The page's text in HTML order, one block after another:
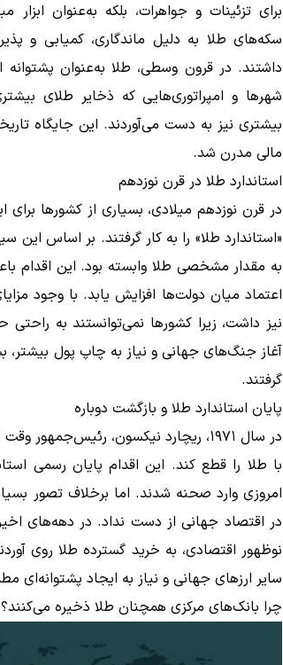
برای تزئینات و جواهرات، بلکه به‌عنوان
سکه‌های طلا به دلیل ماندگاری، کمیابی و
داشتند. در قرون وسطی، طلا به‌عنوان
شهرها و امپراتوری‌هایی که ذخایر طلای
بیشتری نیز به دست می‌آوردند. این جایگاه
مالی مدرن شد.
استاندارد طلا در قرن نوزدهم
در قرن نوزدهم میلادی، بسیاری از کشورها
«استاندارد طلا» را به کار گرفتند. بر اساس
به مقدار مشخصی طلا وابسته بود. این اقدام
اعتماد میان دولت‌ها افزایش یابد. با وجود
نیز داشت، زیرا کشورها نمی‌توانستند به
آغاز جنگ‌های جهانی و نیاز به چاپ پول بیشتر،
گرفتند.
پایان استاندارد طلا و بازگشت دوباره
در سال ۱۹۷۱، ریچارد نیکسون،
با طلا را قطع کند. این اقدام پایان رسمی
امروزی وارد صحنه شدند. اما برخلاف تصور
در اقتصاد جهانی از دست نداد. در دهه‌های
نوظهور اقتصادی، به خرید گسترده طلا روی
سایر ارزهای جهانی و نیاز به ایجاد پشتوانه‌ای
چرا بانک‌های مرکزی همچنان طلا ذخیره می‌کنند؟